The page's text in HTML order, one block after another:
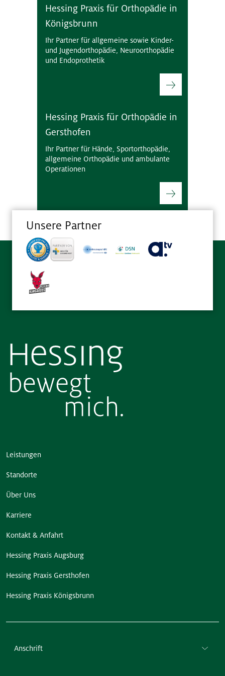
Hessing Praxis für Orthopädie in
Königsbrunn
Ihr Partner für allgemeine sowie Kinder-
und Jugendorthopädie, Neuroorthopädie
und Endoprothetik
Hessing Praxis für Orthopädie in
Gersthofen
Ihr Partner für Hände, Sportorthopädie,
allgemeine Orthopädie und ambulante
Operationen
Unsere Partner
Leistungen
Standorte
Über Uns
Karriere
Kontakt & Anfahrt
Hessing Praxis Augsburg
Hessing Praxis Gersthofen
Hessing Praxis Königsbrunn
Anschrift